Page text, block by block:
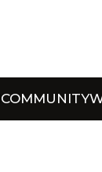
COMMUNITY